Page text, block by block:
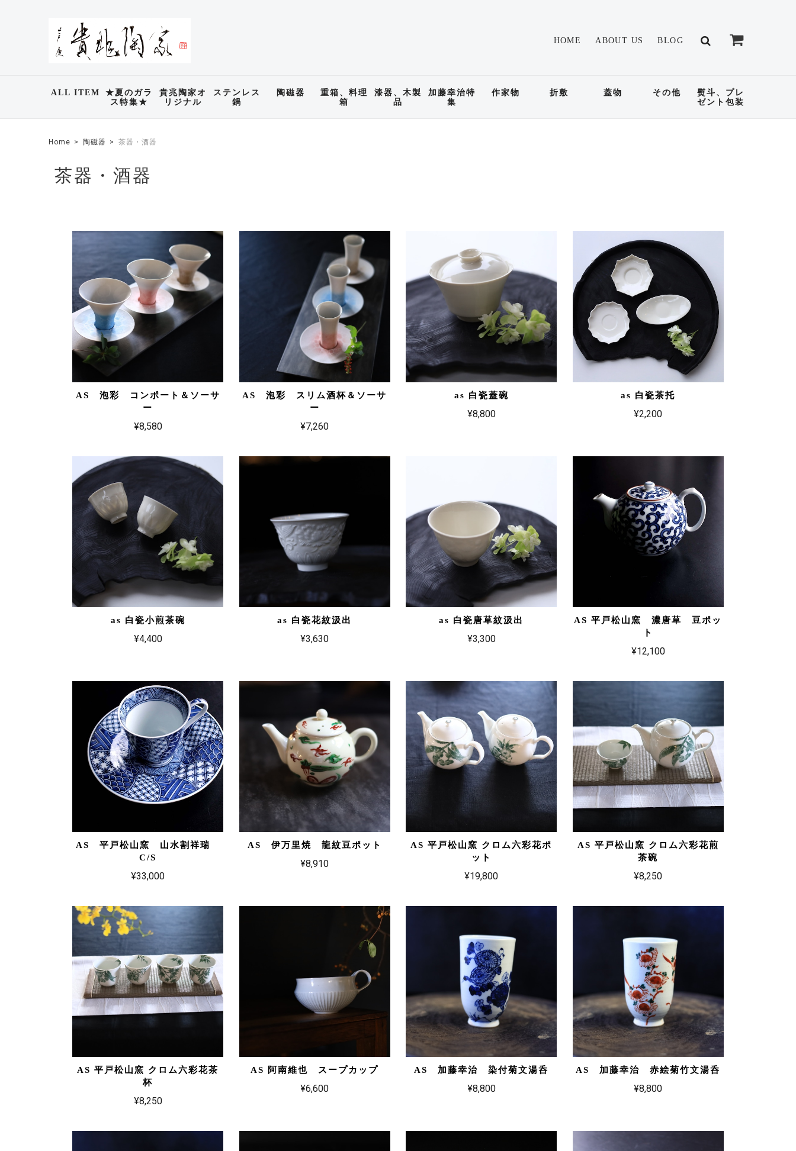
HOME ABOUT US BLOG
ALL ITEM
★夏のガラ
ス特集★
貴兆陶家オ
リジナル
ステンレス
鍋
陶磁器
重箱、料理
箱
漆器、木製
品
加藤幸治特
集
作家物 折敷 蓋物 その他
熨斗、プレ
ゼント包装
Home 陶磁器 茶器・酒器
茶器・酒器
AS 泡彩 コンポート＆ソーサ
ー
¥8,580
AS 泡彩 スリム酒杯＆ソーサ
ー
¥7,260
as 白瓷蓋碗
¥8,800
as 白瓷茶托
¥2,200
as 白瓷小煎茶碗
¥4,400
as 白瓷花紋汲出
¥3,630
as 白瓷唐草紋汲出
¥3,300
AS 平戸松山窯 濃唐草 豆ポッ
ト
¥12,100
AS 平戸松山窯 山水割祥瑞
C/S
¥33,000
AS 伊万里焼 龍紋豆ポット
¥8,910
AS 平戸松山窯 クロム六彩花ポ
ット
¥19,800
AS 平戸松山窯 クロム六彩花煎
茶碗
¥8,250
AS 平戸松山窯 クロム六彩花茶
杯
¥8,250
AS 阿南維也 スープカップ
¥6,600
AS 加藤幸治 染付菊文湯呑
¥8,800
AS 加藤幸治 赤絵菊竹文湯呑
¥8,800